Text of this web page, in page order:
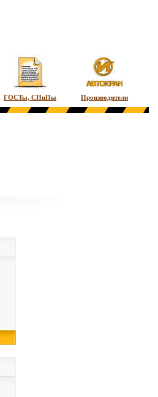
ГОСТы, СНиПы Производители